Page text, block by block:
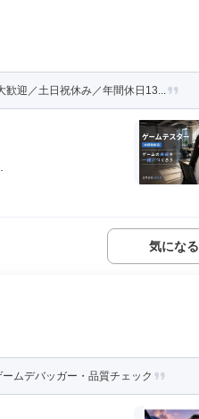
歓迎／土日祝休み／年間休日13...
気になる
ムデバッガー・品質チェック